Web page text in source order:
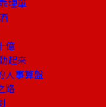
埋單
億
起來
人事算盤
路